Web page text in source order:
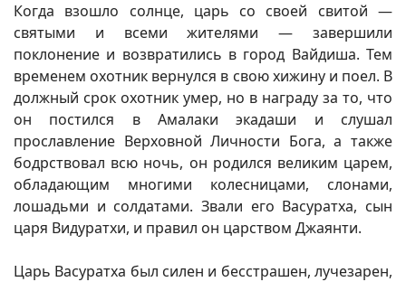
Когда взошло солнце, царь со своей свитой —
святыми и всеми жителями — завершили
поклонение и возвратились в город Вайдиша. Тем
временем охотник вернулся в свою хижину и поел. В
должный срок охотник умер, но в награду за то, что
он постился в Амалаки экадаши и слушал
прославление Верховной Личности Бога, а также
бодрствовал всю ночь, он родился великим царем,
обладающим многими колесницами, слонами,
лошадьми и солдатами. Звали его Васуратха, сын
царя Видуратхи, и правил он царством Джаянти.
Царь Васуратха был силен и бесстрашен, лучезарен,